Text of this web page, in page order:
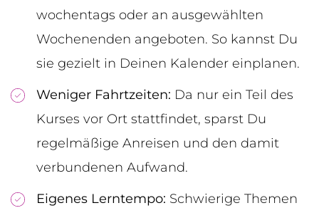
wochentags oder an ausgewählten
Wochenenden angeboten. So kannst Du
sie gezielt in Deinen Kalender einplanen.
Weniger Fahrtzeiten: Da nur ein Teil des
Kurses vor Ort stattfindet, sparst Du
regelmäßige Anreisen und den damit
verbundenen Aufwand.
Eigenes Lerntempo: Schwierige Themen